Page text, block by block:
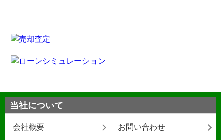
当社について
会社概要 お問い合わせ